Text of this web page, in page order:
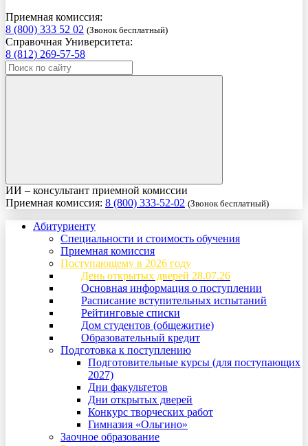
Приемная комиссия:
8 (800) 333 52 02 (Звонок бесплатный)
Справочная Университета:
8 (812) 269-57-58
ИИ – консультант приемной комиссии
Приемная комиссия: 8 (800) 333-52-02 (Звонок бесплатный)
Абитуриенту
Специальности и стоимость обучения
Приемная комиссия
Поступающему в 2026 году
День открытых дверей 28.07.26
Основная информация о поступлении
Расписание вступительных испытаний
Рейтинговые списки
Дом студентов (общежитие)
Образовательный кредит
Подготовка к поступлению
Подготовительные курсы (для поступающих
2027)
Дни факультетов
Дни открытых дверей
Конкурс творческих работ
Гимназия «Ольгино»
Заочное образование